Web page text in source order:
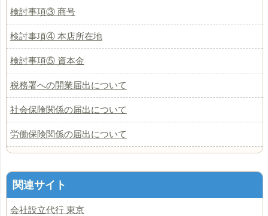
検討事項③ 商号
検討事項④ 本店所在地
検討事項⑤ 資本金
税務署への開業届出について
社会保険関係の届出について
労働保険関係の届出について
関連サイト
会社設立代行 東京